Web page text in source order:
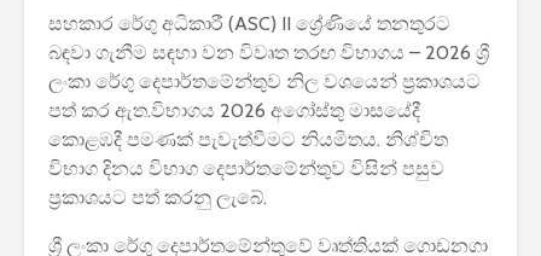
සහකාර රේගු අධිකාරී (ASC) II ශ්‍රේණියේ තනතුරට
බඳවා ගැනීම සඳහා වන විවෘත තරඟ විභාගය – 2026 ශ්‍රී
ලංකා රේගු දෙපාර්තමේන්තුව නිල වශයෙන් ප්‍රකාශයට
පත් කර ඇත.විභාගය 2026 අගෝස්තු මාසයේදී
කොළඹදී පමණක් පැවැත්වීමට නියමිතය. නිශ්චිත
විභාග දිනය විභාග දෙපාර්තමේන්තුව විසින් පසුව
ප්‍රකාශයට පත් කරනු ලැබේ.
ශ්‍රී ලංකා රේගු දෙපාර්තමේන්තුවේ වෘත්තියක් ගොඩනගා
පොහොය නිවාඩු දින
සහිත ශ්‍රී ලංකා දින
දර්ශනය (2026)
2026 වර්ෂයේ
පාසල්වල පළමු
ශ්‍රේණිය සඳහා ළමයින්
ඇතුළත් කිරීමේ